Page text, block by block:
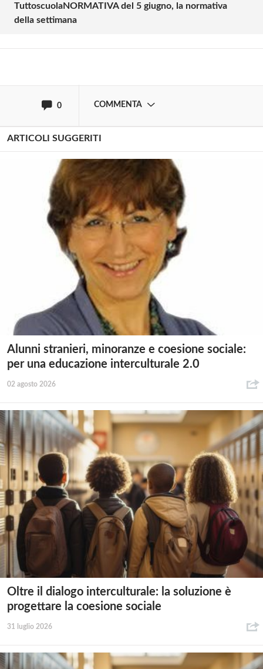
TuttoscuolaNORMATIVA del 5 giugno, la normativa
della settimana
0 COMMENTA
Effettua il
ARTICOLI SUGGERITI
Alunni stranieri, minoranze e coesione sociale:
per una educazione interculturale 2.0
02 agosto 2026
Oltre il dialogo interculturale: la soluzione è
progettare la coesione sociale
31 luglio 2026